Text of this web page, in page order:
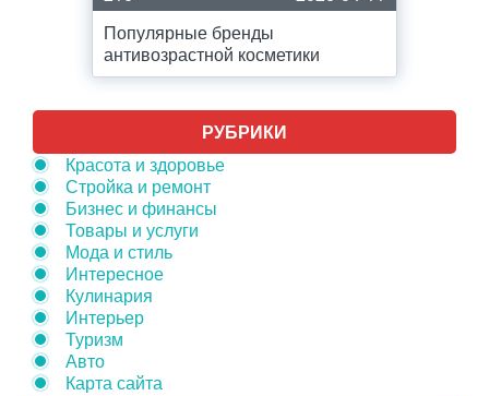
Популярные бренды
антивозрастной косметики
РУБРИКИ
Красота и здоровье
Стройка и ремонт
Бизнес и финансы
Товары и услуги
Мода и стиль
Интересное
Кулинария
Интерьер
Туризм
Авто
Карта сайта